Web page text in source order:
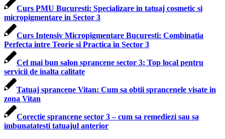
Curs PMU Bucuresti: Specializare in tatuaj cosmetic si
micropigmentare in Sector 3
Curs Intensiv Micropigmentare Bucuresti: Combinatia
Perfecta intre Teorie si Practica in Sector 3
Cel mai bun salon sprancene sector 3: Top local pentru
servicii de inalta calitate
Tatuaj sprancene Vitan: Cum sa obtii sprancenele visate in
zona Vitan
Corectie sprancene sector 3 – cum sa remediezi sau sa
imbunatatesti tatuajul anterior